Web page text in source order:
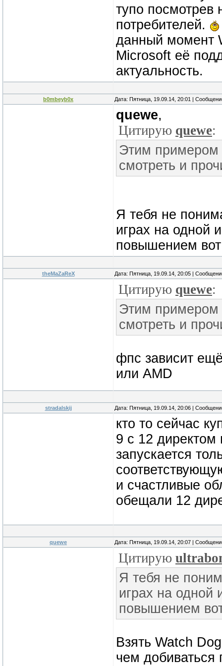
тупо посмотрев
потребителей.
данный момент
Microsoft её
актуальность.
b0mbeyb0x Дата: Пятница, 19.09.14, 20:01 |
quewe,
Цитирую quewe:
Этим примером
смотреть и
Я тебя не
играх на одной
повышением вот
theMaZaReX Дата: Пятница, 19.09.14, 20:05 |
Цитирую quewe:
Этим примером
смотреть и
фпс зависит
или AMD
stradalskij Дата: Пятница, 19.09.14, 20:06 |
кто то сейчас
9 с 12 директом
запускается
и счастливые
обещали 12
quewe Дата: Пятница, 19.09.14, 20:07 |
Цитирую
Я тебя не
играх на одной
повышением
Взять Watch
чем